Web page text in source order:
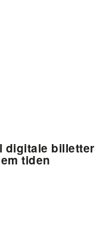
digitale billetter
tiden